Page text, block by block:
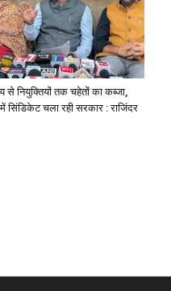
से नियुक्तियों तक चहेतों का कब्जा,
सिंडिकेट चला रही सरकार : राजिंदर